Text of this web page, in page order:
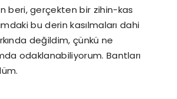
beri, gerçekten bir zihin-kas
bu derin kasılmaları dahi
değildim, çünkü ne
odaklanabiliyorum. Bantları